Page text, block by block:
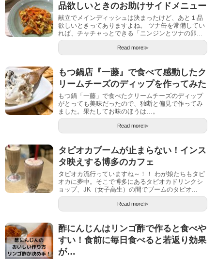
品欲しいときのお助けサイドメニュー
献立でメインディッシュは決まったけど、あと１品
欲しいときってありますよね。 ツナ缶を常備してい
れば、チャチャっとできる「ニンジンとツナの卵...
Read more≫
もつ鍋店『一藤』で食べて感動したク
リームチーズのディップを作ってみた
もつ鍋「一藤」で食べたクリームチーズのディップ
がとっても美味だったので、独断と偏見で作ってみ
ました。果たしてお味のほうは…。
Read more≫
タピオカブームが止まらない！インス
タ映えする博多のカフェ
タピオカ流行っていますね～！！ わが娘たちもタピ
オカに夢中。そこで博多にあるタピオカドリンクシ
ョップ、JK（女子高生）の間でブームのタピオ...
Read more≫
酢にんじんはリンゴ酢で作ると食べや
すい！食前に毎日食べると若返り効果
が…